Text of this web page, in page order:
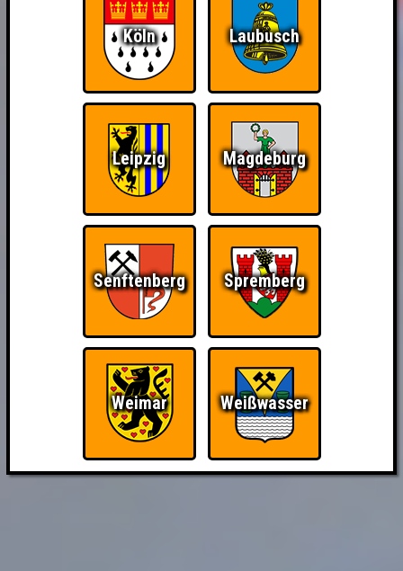
Köln Laubusch
Leipzig Magdeburg
Senftenberg Spremberg
Weimar Weißwasser